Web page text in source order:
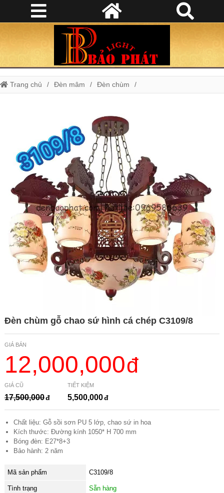
Trang chủ Đèn mâm Đèn chùm
Đèn chùm gỗ chao sứ hình cá chép C3109/8
Đèn chùm gỗ chao sứ hình cá chép C3109/8
GIÁ BÁN
12,000,000
GIÁ CŨ
17,500,000
TIẾT KIỆM
5,500,000
Chất liệu: Gỗ sồi sơn PU 5 lớp, chao sứ in hoa
Kích thước: Đường kính 1050* H 700 mm
Bóng đèn: E27*8+3
Bảo hành: 2 năm
Mã sản phẩm C3109/8
Tình trạng Sẵn hàng